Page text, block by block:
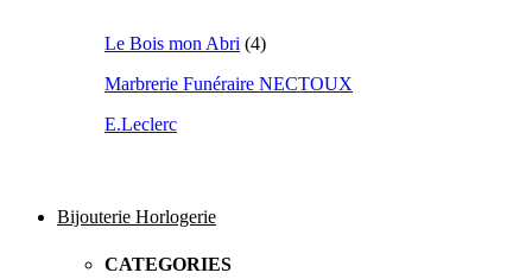
Le Bois mon Abri (4)
Marbrerie Funéraire NECTOUX
E.Leclerc
Bijouterie Horlogerie
CATEGORIES